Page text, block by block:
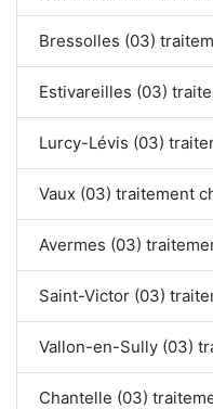
Bressolles (03)
Estivareilles (03)
Lurcy-Lévis (03)
Vaux (03) traitement
Avermes (03)
Saint-Victor (03)
Vallon-en-Sully (03)
Chantelle (03)